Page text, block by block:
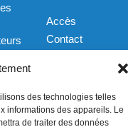
des technologies telles
informations des appareils. Le
de traiter des données
Accès
Contact